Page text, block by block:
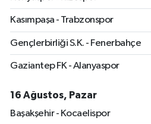
Kasımpaşa - Trabzonspor
Gençlerbirliği S.K. - Fenerbahçe
Gaziantep FK - Alanyaspor
16 Ağustos, Pazar
Başakşehir - Kocaelispor